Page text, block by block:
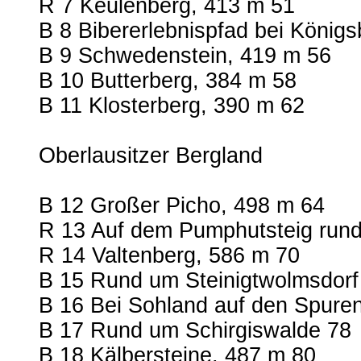
R 7 Keulenberg, 413 m 51
B 8 Bibererlebnispfad bei
B 9 Schwedenstein, 419 m 56
B 10 Butterberg, 384 m 58
B 11 Klosterberg, 390 m 62
Oberlausitzer Bergland
B 12 Großer Picho, 498 m 64
R 13 Auf dem Pumphutsteig
R 14 Valtenberg, 586 m 70
B 15 Rund um
B 16 Bei Sohland auf den
B 17 Rund um Schirgiswalde 78
B 18 Kälbersteine, 487 m 80